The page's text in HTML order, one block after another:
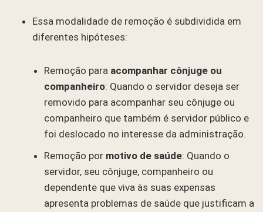
Essa modalidade de remoção é subdividida em
diferentes hipóteses:
Remoção para acompanhar cônjuge ou
companheiro: Quando o servidor deseja ser
removido para acompanhar seu cônjuge ou
companheiro que também é servidor público e
foi deslocado no interesse da administração.
Remoção por motivo de saúde: Quando o
servidor, seu cônjuge, companheiro ou
dependente que viva às suas expensas
apresenta problemas de saúde que justificam a